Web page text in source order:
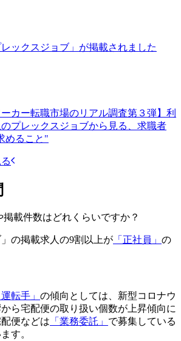
ックスジョブ」が掲載されました
ーカー転職市場のリアル調査第３弾】利
プレックスジョブから見る、求職者
めること"
掲載件数はどれくらいですか？
」の掲載求人の9割以上が 「正社員」 の
転手」 の傾向としては、新型コロナウ
ら宅配便の取り扱い個数が上昇傾向に
便などは 「業務委託」 で募集している
す。